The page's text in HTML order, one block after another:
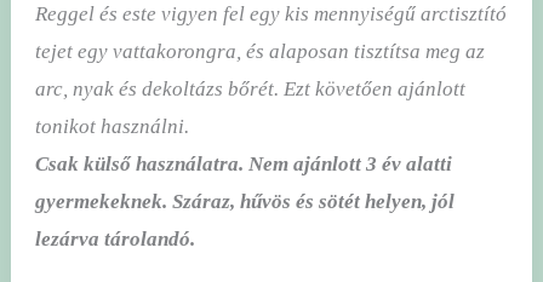
Reggel és este vigyen fel egy kis mennyiségű arctisztító
tejet egy vattakorongra, és alaposan tisztítsa meg az
arc, nyak és dekoltázs bőrét. Ezt követően ajánlott
tonikot használni.
Csak külső használatra. Nem ajánlott 3 év alatti
gyermekeknek. Száraz, hűvös és sötét helyen, jól
lezárva tárolandó.